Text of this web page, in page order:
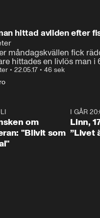
hittad avliden efter
måndagskvällen fick
hittades en livlös man i
• 22.05.17 • 46 sek
om
"Blivit som
I GÅR
Linn,
”Livet